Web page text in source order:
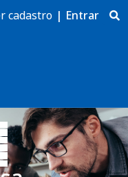
cadastro | Entrar